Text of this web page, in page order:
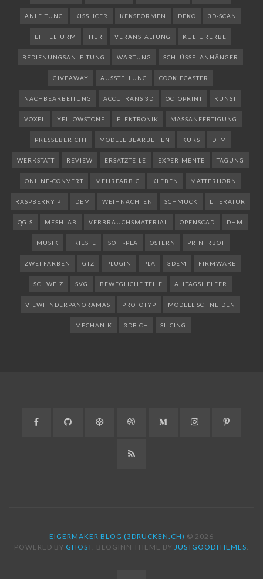
ANLEITUNG KISSLICER KEKSFORMEN DEKO 3D-SCAN
EIFFELTURM TIER VERANSTALTUNG KULTURERBE
BEDIENUNGSANLEITUNG WARTUNG SCHLÜSSELANHÄNGER
GIVEAWAY AUSSTELLUNG COOKIECASTER
NACHBEARBEITUNG ACCUTRANS 3D OCTOPRINT KUNST
VOXEL YELLOWSTONE ELEKTRONIK MASSANFERTIGUNG
PRESSEBERICHT MODELL BEARBEITEN KURS DTM
WERKSTATT REVIEW ERSATZTEILE EXPERIMENTE TAGUNG
ONLINE-CONVERT MEHRFARBIG KLEBEN MATTERHORN
RASPBERRY PI DEM WEIHNACHTEN SCHMUCK LITERATUR
QGIS MESHLAB VERBRAUCHSMATERIAL OPENSCAD DHM
MUSIK TRIESTE SOFT-PLA OSTERN PRINTRBOT
ZWEI FARBEN GTZ PLUGIN PLA 3DEM FIRMWARE
SCHWEIZ SVG BEWEGLICHE TEILE ALLTAGSHELFER
VIEWFINDERPANORAMAS PROTOTYP MODELL SCHNEIDEN
MECHANIK 3DB.CH SLICING
Facebook GitHub CodePen DribbbleMedium Instagram
RSS
EIGERMAKER BLOG (3DRUCKEN.CH) © 2026
POWERED BY GHOST . BLOGINN THEME BY JUSTGOODTHEMES